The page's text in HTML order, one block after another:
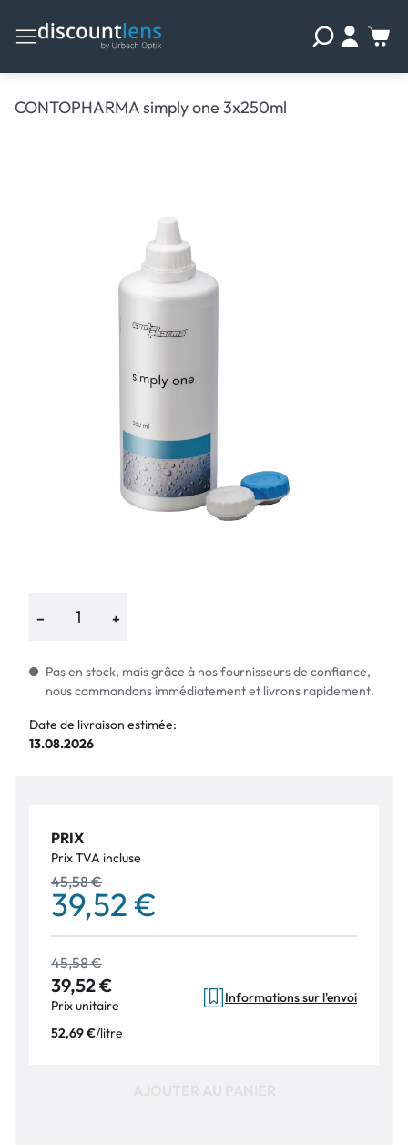
CONTOPHARMA simply one 3x250ml
− +
Pas en stock, mais grâce à nos fournisseurs de confiance,
nous commandons immédiatement et livrons rapidement.
Date de livraison estimée:
13.08.2026
PRIX
Prix TVA incluse
45,58 €
39,52 €
45,58 €
39,52 €
Prix unitaire
52,69 €/litre
Informations sur l'envoi